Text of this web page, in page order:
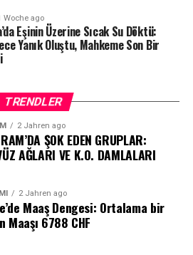
Woche ago
Eşinin Üzerine Sıcak Su Döktü:
Yanık Oluştu, Mahkeme Son Bir
TRENDLER
2 Jahren ago
ŞOK EDEN GRUPLAR:
AĞLARI VE K.O. DAMLALARI
2 Jahren ago
Maaş Dengesi: Ortalama bir
Maaşı 6788 CHF